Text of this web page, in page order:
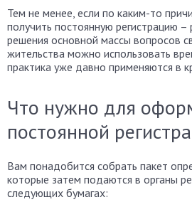
Тем не менее, если по каким-то
получить постоянную регистрацию –
решения основной массы вопросов
жительства можно использовать
практика уже давно применяются в
Что нужно для
постоянной
Вам понадобится собрать пакет
которые затем подаются в органы
следующих бумагах: